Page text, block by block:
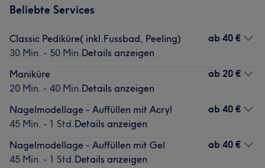
Beliebte Services
Classic Pediküre( inkl.Fussbad, Peeling)
30 Min. - 50 Min.Details anzeigen
ab 40 €
Maniküre
20 Min. - 40 Min.Details anzeigen
ab 20 €
Nagelmodellage - Auffüllen mit Acryl
45 Min. - 1 Std.Details anzeigen
ab 40 €
Nagelmodellage - Auffüllen mit Gel
45 Min. - 1 Std.Details anzeigen
ab 40 €